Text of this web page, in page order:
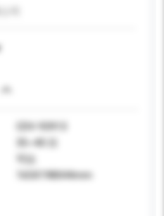
35~40 日
可以
165X198X44mm